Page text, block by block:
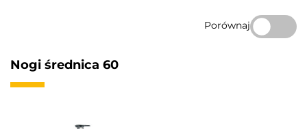
Porównaj
Nogi średnica 60